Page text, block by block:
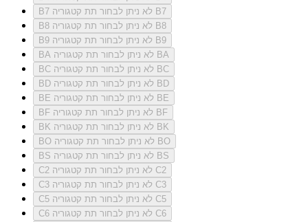
B7
לא ניתן לבחור תת קטגוריה B7
B8
לא ניתן לבחור תת קטגוריה B8
B9
לא ניתן לבחור תת קטגוריה B9
BA
לא ניתן לבחור תת קטגוריה BA
BC
לא ניתן לבחור תת קטגוריה BC
BD
לא ניתן לבחור תת קטגוריה BD
BE
לא ניתן לבחור תת קטגוריה BE
BF
לא ניתן לבחור תת קטגוריה BF
BK
לא ניתן לבחור תת קטגוריה BK
BO
לא ניתן לבחור תת קטגוריה BO
BS
לא ניתן לבחור תת קטגוריה BS
C2
לא ניתן לבחור תת קטגוריה C2
C3
לא ניתן לבחור תת קטגוריה C3
C5
לא ניתן לבחור תת קטגוריה C5
C6
לא ניתן לבחור תת קטגוריה C6